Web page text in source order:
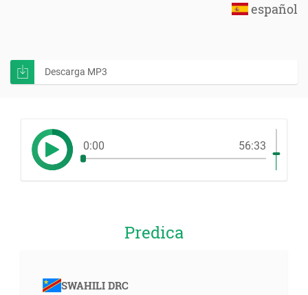
español
Descarga MP3
0:00 56:33
Predica
SWAHILI DRC